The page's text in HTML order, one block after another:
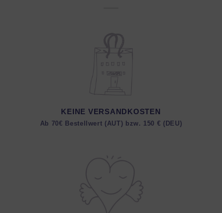
KEINE VERSANDKOSTEN
Ab 70€ Bestellwert (AUT) bzw. 150 € (DEU)